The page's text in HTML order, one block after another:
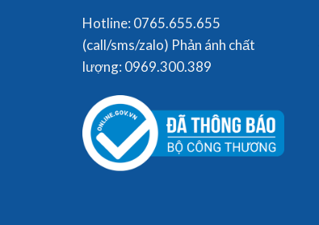
Hotline: 0765.655.655
(call/sms/zalo) Phản ánh chất
lượng: 0969.300.389